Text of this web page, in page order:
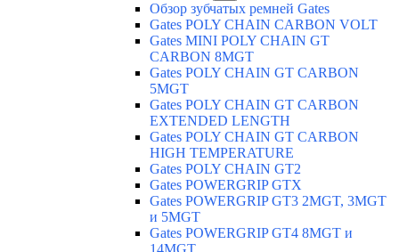
Обзор зубчатых ремней Gates
Gates POLY CHAIN CARBON VOLT
Gates MINI POLY CHAIN GT
CARBON 8MGT
Gates POLY CHAIN GT CARBON
5MGT
Gates POLY CHAIN GT CARBON
EXTENDED LENGTH
Gates POLY CHAIN GT CARBON
HIGH TEMPERATURE
Gates POLY CHAIN GT2
Gates POWERGRIP GTX
Gates POWERGRIP GT3 2MGT, 3MGT
и 5MGT
Gates POWERGRIP GT4 8MGT и